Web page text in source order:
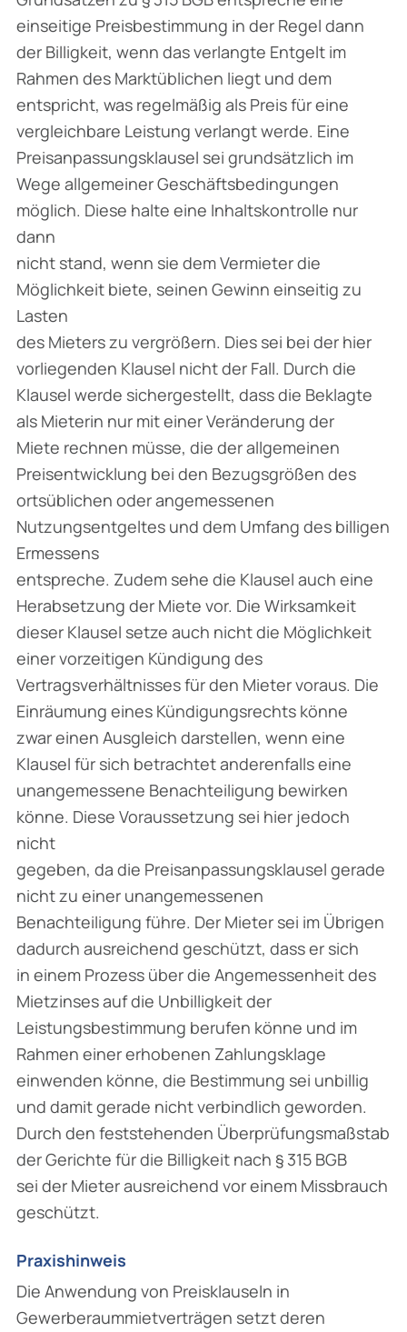
einseitige Preisbestimmung in der Regel dann
der Billigkeit, wenn das verlangte Entgelt im
Rahmen des Marktüblichen liegt und dem
entspricht, was regelmäßig als Preis für eine
vergleichbare Leistung verlangt werde. Eine
Preisanpassungsklausel sei grundsätzlich im
Wege allgemeiner Geschäftsbedingungen
möglich. Diese halte eine Inhaltskontrolle nur
dann
nicht stand, wenn sie dem Vermieter die
Möglichkeit biete, seinen Gewinn einseitig zu
Lasten
des Mieters zu vergrößern. Dies sei bei der hier
vorliegenden Klausel nicht der Fall. Durch die
Klausel werde sichergestellt, dass die Beklagte
als Mieterin nur mit einer Veränderung der
Miete rechnen müsse, die der allgemeinen
Preisentwicklung bei den Bezugsgrößen des
ortsüblichen oder angemessenen
Nutzungsentgeltes und dem Umfang des billigen
Ermessens
entspreche. Zudem sehe die Klausel auch eine
Herabsetzung der Miete vor. Die Wirksamkeit
dieser Klausel setze auch nicht die Möglichkeit
einer vorzeitigen Kündigung des
Vertragsverhältnisses für den Mieter voraus. Die
Einräumung eines Kündigungsrechts könne
zwar einen Ausgleich darstellen, wenn eine
Klausel für sich betrachtet anderenfalls eine
unangemessene Benachteiligung bewirken
könne. Diese Voraussetzung sei hier jedoch
nicht
gegeben, da die Preisanpassungsklausel gerade
nicht zu einer unangemessenen
Benachteiligung führe. Der Mieter sei im Übrigen
dadurch ausreichend geschützt, dass er sich
in einem Prozess über die Angemessenheit des
Mietzinses auf die Unbilligkeit der
Leistungsbestimmung berufen könne und im
Rahmen einer erhobenen Zahlungsklage
einwenden könne, die Bestimmung sei unbillig
und damit gerade nicht verbindlich geworden.
Durch den feststehenden Überprüfungsmaßstab
der Gerichte für die Billigkeit nach § 315 BGB
sei der Mieter ausreichend vor einem Missbrauch
geschützt.
Praxishinweis
Die Anwendung von Preisklauseln in
Gewerberaummietverträgen setzt deren